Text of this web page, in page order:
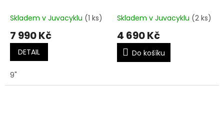
Skladem v Juvacyklu (1 ks)
7 990 Kč
DETAIL
9"
Skladem v Juvacyklu (2 ks)
4 690 Kč
Do košíku